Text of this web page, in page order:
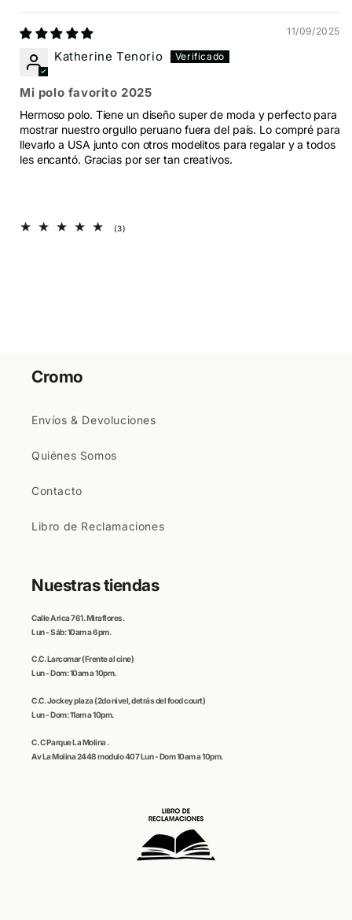
11/09/2025
Katherine Tenorio
Mi polo favorito 2025
Hermoso polo. Tiene un diseño super de moda y perfecto para
mostrar nuestro orgullo peruano fuera del país. Lo compré para
llevarlo a USA junto con otros modelitos para regalar y a todos
les encantó. Gracias por ser tan creativos.
(3)
Cromo
Envíos & Devoluciones
Quiénes Somos
Contacto
Libro de Reclamaciones
Nuestras tiendas
CalleArica761. Miraflores.
Lun - Sáb: 10am a 6pm.
C.C. Larcomar(Frente al cine)
Lun - Dom: 10am a 10pm.
C.C.Jockey plaza (2do nivel, detrás del food court)
Lun - Dom: 11am a 10pm.
C. CParque La Molina.
Av La Molina 2448 modulo 407 Lun - Dom 10am a 10pm.